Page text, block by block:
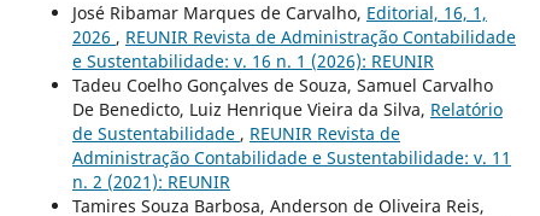
José Ribamar Marques de Carvalho, Editorial, 16, 1,
2026 , REUNIR Revista de Administração Contabilidade
e Sustentabilidade: v. 16 n. 1 (2026): REUNIR
Tadeu Coelho Gonçalves de Souza, Samuel Carvalho
De Benedicto, Luiz Henrique Vieira da Silva, Relatório
de Sustentabilidade , REUNIR Revista de
Administração Contabilidade e Sustentabilidade: v. 11
n. 2 (2021): REUNIR
Tamires Souza Barbosa, Anderson de Oliveira Reis,